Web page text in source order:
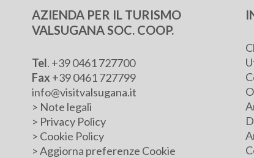
AZIENDA PER IL TURISMO
VALSUGANA SOC. COOP.
Tel. +39 0461 727700
Fax +39 0461 727799
info@visitvalsugana.it
> Note legali
> Privacy Policy
> Cookie Policy
>Aggiorna preferenze Cookie